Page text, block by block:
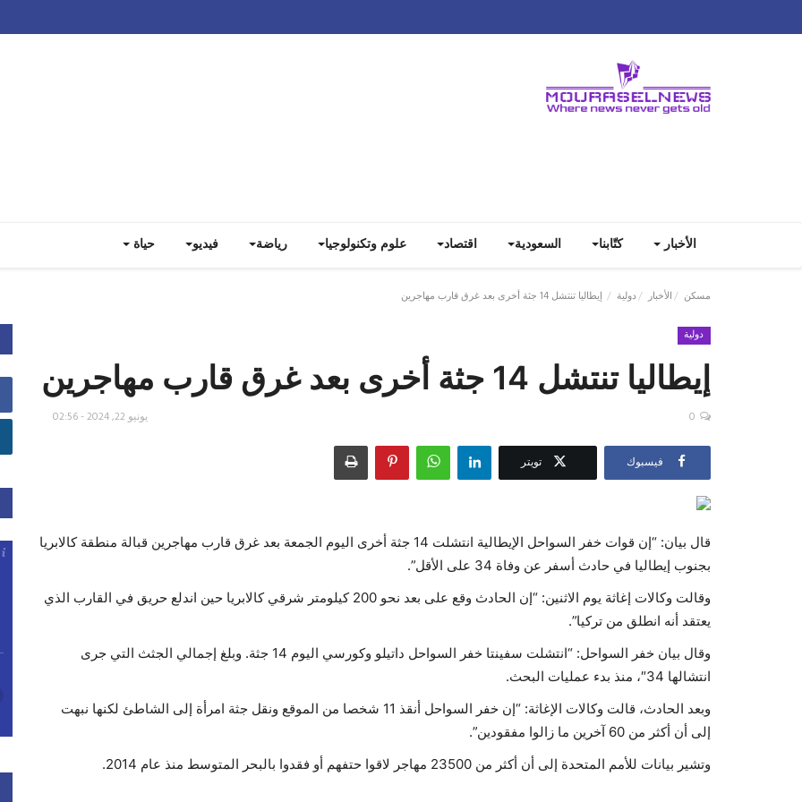
الأخبار كتّابنا السعودية اقتصاد علوم وتكنولوجيا رياضة فيديو حياة
مسكن الأخبار دولية إيطاليا تنتشل 14 جثة أخرى بعد غرق قارب مهاجرين
دولية
إيطاليا تنتشل 14 جثة أخرى بعد غرق قارب مهاجرين
يونيو 22, 2024 - 02:56 0
فيسبوك تويتر
قال بيان: “إن قوات خفر السواحل الإيطالية انتشلت 14 جثة أخرى اليوم الجمعة بعد غرق قارب مهاجرين قبالة منطقة كالابريا
بجنوب إيطاليا في حادث أسفر عن وفاة 34 على الأقل”.
وقالت وكالات إغاثة يوم الاثنين: “إن الحادث وقع على بعد نحو 200 كيلومتر شرقي كالابريا حين اندلع حريق في القارب الذي
يعتقد أنه انطلق من تركيا”.
وقال بيان خفر السواحل: “انتشلت سفينتا خفر السواحل داتيلو وكورسي اليوم 14 جثة. وبلغ إجمالي الجثث التي جرى
انتشالها 34″، منذ بدء عمليات البحث.
وبعد الحادث، قالت وكالات الإغاثة: “إن خفر السواحل أنقذ 11 شخصا من الموقع ونقل جثة امرأة إلى الشاطئ لكنها نبهت
إلى أن أكثر من 60 آخرين ما زالوا مفقودين”.
وتشير بيانات للأمم المتحدة إلى أن أكثر من 23500 مهاجر لاقوا حتفهم ​أو فقدوا بالبحر المتوسط ​منذ عام 2014.